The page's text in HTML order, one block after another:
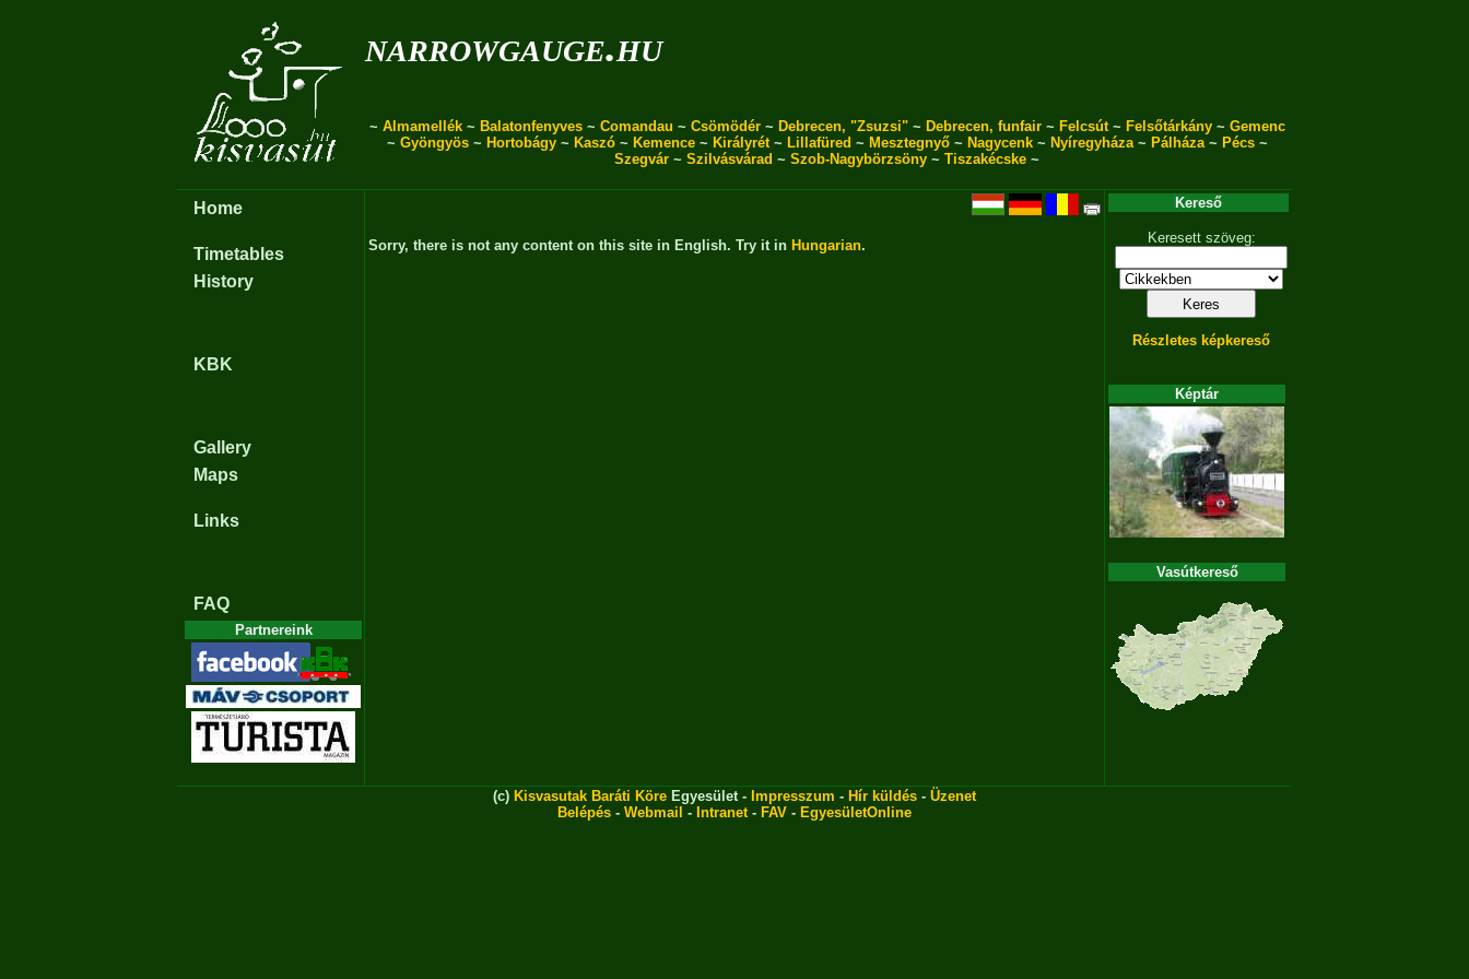
narrowgauge.hu
~ Almamellék~ Balatonfenyves~ Comandau ~ Csömödér~ Debrecen, "Zsuzsi"~ Debrecen, funfair~ Felcsút~ Felsőtárkány~ Gemenc
~ Gyöngyös~ Hortobágy~ Kaszó~ Kemence~ Királyrét~ Lillafüred ~ Mesztegnyő~ Nagycenk~ Nyíregyháza~ Pálháza~ Pécs~
Szegvár ~ Szilvásvárad ~ Szob-Nagybörzsöny ~ Tiszakécske ~
Home
Timetables
History
KBK
Gallery
Maps
Links
FAQ
Partnereink
Sorry, there is not any content on this site in English. Try it in Hungarian.
Kereső
Keresett szöveg:
Részletes képkereső
Képtár
Vasútkereső
(c) Kisvasutak Baráti Köre Egyesület - Impresszum - Hír küldés - Üzenet
Belépés - Webmail - Intranet- FAV - EgyesületOnline